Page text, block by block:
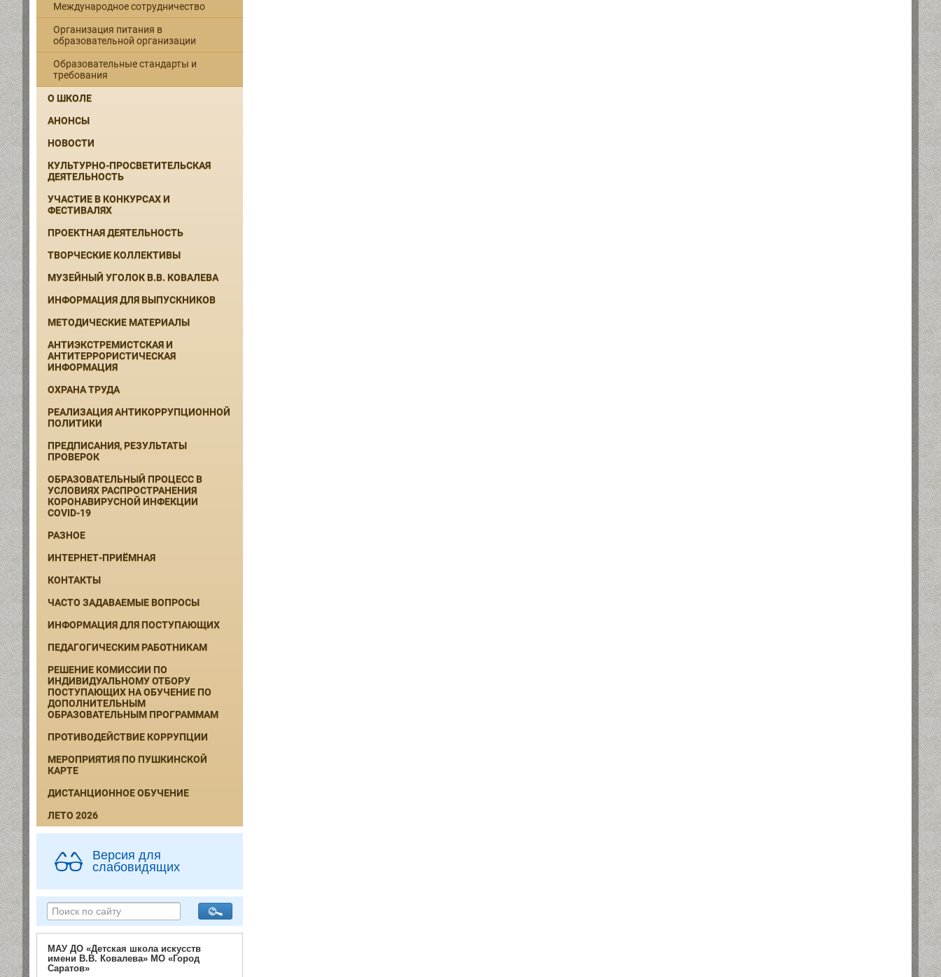
Международное сотрудничество
Организация питания в
образовательной организации
Образовательные стандарты и
требования
О ШКОЛЕ
АНОНСЫ
НОВОСТИ
КУЛЬТУРНО-ПРОСВЕТИТЕЛЬСКАЯ
ДЕЯТЕЛЬНОСТЬ
УЧАСТИЕ В КОНКУРСАХ И
ФЕСТИВАЛЯХ
ПРОЕКТНАЯ ДЕЯТЕЛЬНОСТЬ
ТВОРЧЕСКИЕ КОЛЛЕКТИВЫ
МУЗЕЙНЫЙ УГОЛОК В.В. КОВАЛЕВА
ИНФОРМАЦИЯ ДЛЯ ВЫПУСКНИКОВ
МЕТОДИЧЕСКИЕ МАТЕРИАЛЫ
АНТИЭКСТРЕМИСТСКАЯ И
АНТИТЕРРОРИСТИЧЕСКАЯ
ИНФОРМАЦИЯ
ОХРАНА ТРУДА
РЕАЛИЗАЦИЯ АНТИКОРРУПЦИОННОЙ
ПОЛИТИКИ
ПРЕДПИСАНИЯ, РЕЗУЛЬТАТЫ
ПРОВЕРОК
ОБРАЗОВАТЕЛЬНЫЙ ПРОЦЕСС В
УСЛОВИЯХ РАСПРОСТРАНЕНИЯ
КОРОНАВИРУСНОЙ ИНФЕКЦИИ
COVID-19
РАЗНОЕ
ИНТЕРНЕТ-ПРИЁМНАЯ
КОНТАКТЫ
ЧАСТО ЗАДАВАЕМЫЕ ВОПРОСЫ
ИНФОРМАЦИЯ ДЛЯ ПОСТУПАЮЩИХ
ПЕДАГОГИЧЕСКИМ РАБОТНИКАМ
РЕШЕНИЕ КОМИССИИ ПО
ИНДИВИДУАЛЬНОМУ ОТБОРУ
ПОСТУПАЮЩИХ НА ОБУЧЕНИЕ ПО
ДОПОЛНИТЕЛЬНЫМ
ОБРАЗОВАТЕЛЬНЫМ ПРОГРАММАМ
ПРОТИВОДЕЙСТВИЕ КОРРУПЦИИ
МЕРОПРИЯТИЯ ПО ПУШКИНСКОЙ
КАРТЕ
ДИСТАНЦИОННОЕ ОБУЧЕНИЕ
ЛЕТО 2026
Версия для
слабовидящих
МАУ ДО «Детская школа искусств
имени В.В. Ковалева» МО «Город
Саратов»